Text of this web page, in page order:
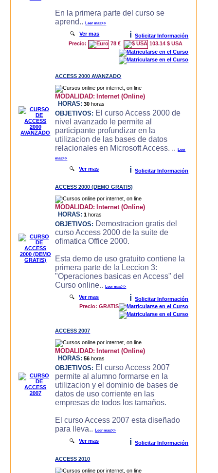
En la primera parte del curso se
aprend..Leer mas>>
🔍Ver mas i
Solicitar Información
Precio:
78 € 103.14 $ USA
ACCESS 2000 AVANZADO
MODALIDAD: Internet (Online)
HORAS: 30 horas
OBJETIVOS: El curso Access 2000 de
nivel avanzado le permite al
participante profundizar en la
utilizacion de las bases de datos
relacionales en Microsoft Access. ..Leer
mas>>
🔍Ver mas i Solicitar Información
ACCESS 2000 (DEMO GRATIS)
MODALIDAD: Internet (Online)
HORAS: 1 horas
OBJETIVOS: Demostracion gratis del
curso Access 2000 de la suite de
ofimatica Office 2000.
Esta demo de uso gratuito contiene la
primera parte de la Leccion 3:
"Operaciones basicas en Access" del
Curso online..Leer mas>>
🔍Ver mas i
Solicitar Información
Precio: GRATIS
ACCESS 2007
MODALIDAD: Internet (Online)
HORAS: 56 horas
OBJETIVOS: El curso Access 2007
permite al alumno formarse en la
utilizacion y el dominio de bases de
datos de uso corriente en las
empresas de todos los tamaños.
El curso Access 2007 esta diseñado
para lleva..Leer mas>>
🔍Ver mas i Solicitar Información
ACCESS 2010